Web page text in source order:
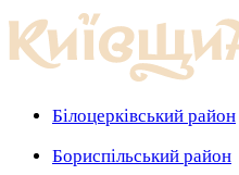
Білоцерківський район
Бориспільський район